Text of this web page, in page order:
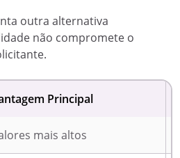
outra alternativa
não compromete o
Principal
mais altos